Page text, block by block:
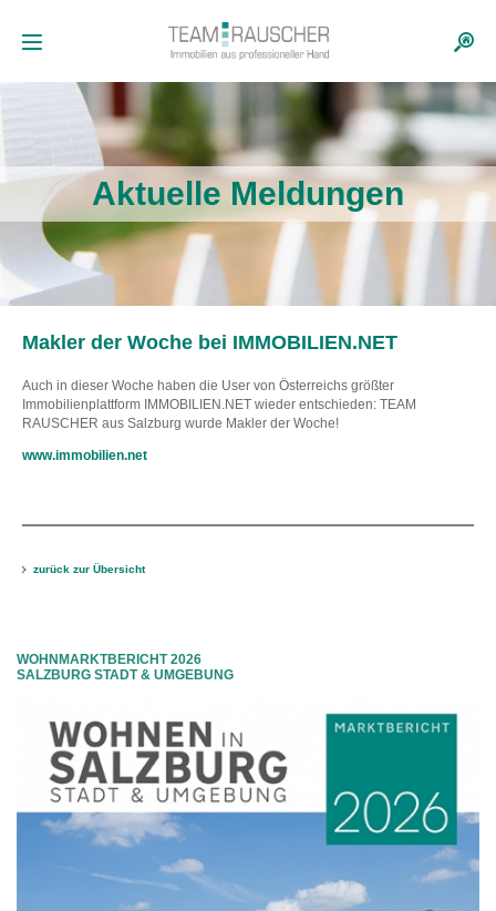
Aktuelle Meldungen
WOHNMARKTBERICHT 2026
SALZBURG STADT & UMGEBUNG
Makler der Woche bei IMMOBILIEN.NET
Auch in dieser Woche haben die User von Österreichs größter
Immobilienplattform IMMOBILIEN.NET wieder entschieden: TEAM
RAUSCHER aus Salzburg wurde Makler der Woche!
www.immobilien.net
zurück zur Übersicht